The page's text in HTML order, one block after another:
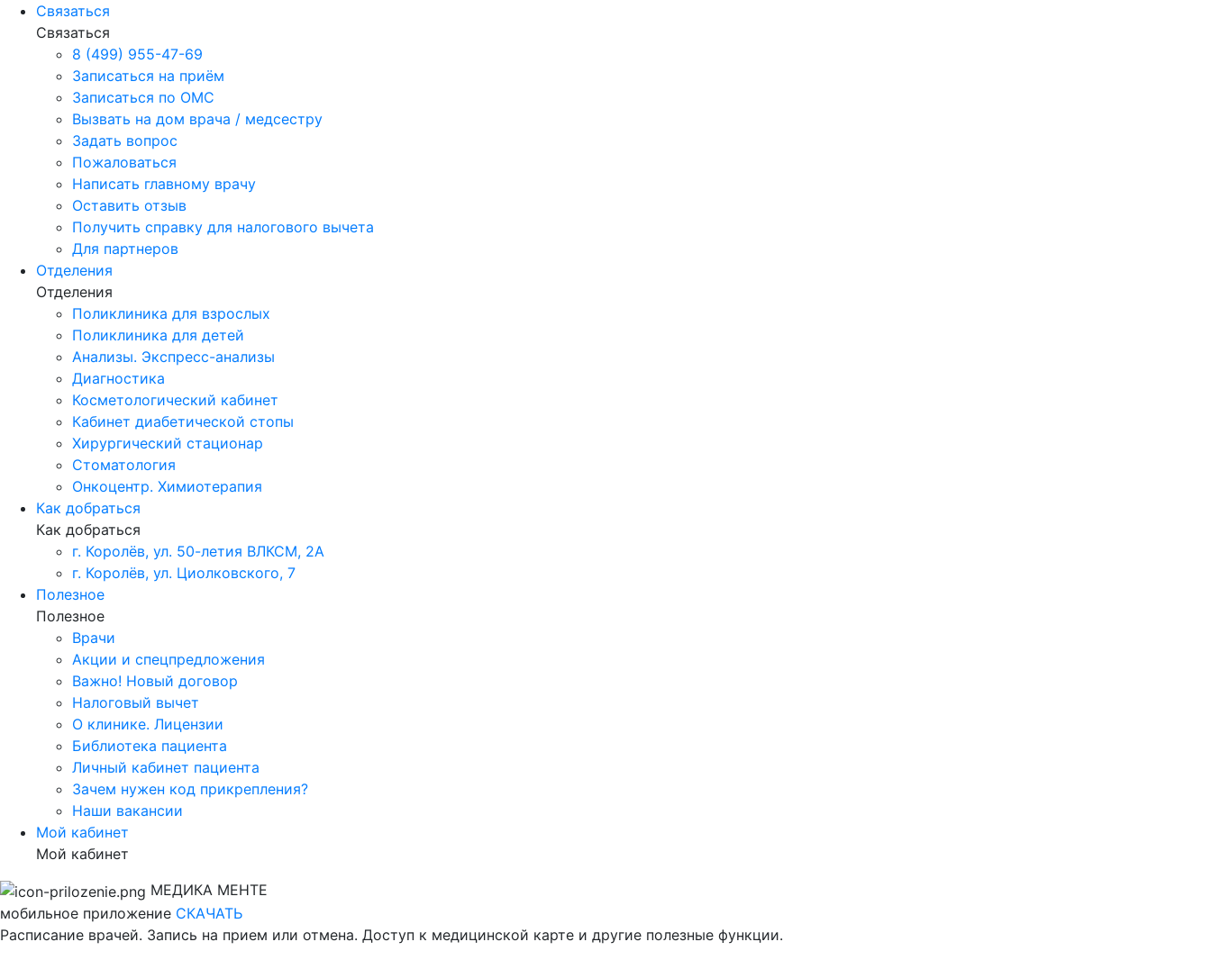
Связаться
Связаться
8 (499) 955-47-69
Записаться на приём
Записаться по ОМС
Вызвать на дом врача / медсестру
Задать вопрос
Пожаловаться
Написать главному врачу
Оставить отзыв
Получить справку для налогового вычета
Для партнеров
Отделения
Отделения
Поликлиника для взрослых
Поликлиника для детей
Анализы. Экспресс-анализы
Диагностика
Косметологический кабинет
Кабинет диабетической стопы
Хирургический стационар
Стоматология
Онкоцентр. Химиотерапия
Как добраться
Как добраться
г. Королёв, ул. 50-летия ВЛКСМ, 2А
г. Королёв, ул. Циолковского, 7
Полезное
Полезное
Врачи
Акции и спецпредложения
Важно! Новый договор
Налоговый вычет
О клинике. Лицензии
Библиотека пациента
Личный кабинет пациента
Зачем нужен код прикрепления?
Наши вакансии
Мой кабинет
Мой кабинет
МЕДИКА МЕНТЕ
мобильное приложение СКАЧАТЬ
Расписание врачей. Запись на прием или отмена. Доступ к медицинской карте и другие полезные функции.